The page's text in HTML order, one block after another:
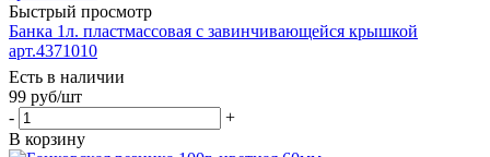
Быстрый просмотр
Банка 1л. пластмассовая с завинчивающейся крышкой
арт.4371010
Есть в наличии
99 руб/шт
-
+
В корзину